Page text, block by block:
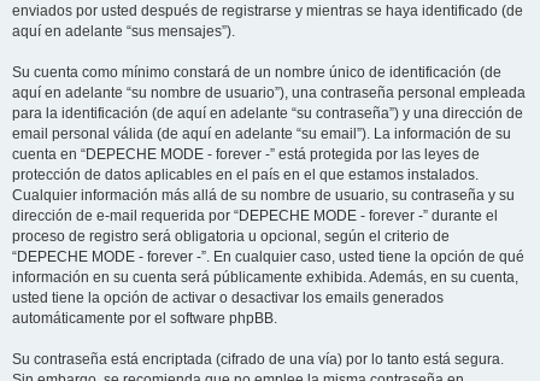
enviados por usted después de registrarse y mientras se haya identificado (de
aquí en adelante “sus mensajes”).
Su cuenta como mínimo constará de un nombre único de identificación (de
aquí en adelante “su nombre de usuario”), una contraseña personal empleada
para la identificación (de aquí en adelante “su contraseña”) y una dirección de
email personal válida (de aquí en adelante “su email”). La información de su
cuenta en “DEPECHE MODE - forever -” está protegida por las leyes de
protección de datos aplicables en el país en el que estamos instalados.
Cualquier información más allá de su nombre de usuario, su contraseña y su
dirección de e-mail requerida por “DEPECHE MODE - forever -” durante el
proceso de registro será obligatoria u opcional, según el criterio de
“DEPECHE MODE - forever -”. En cualquier caso, usted tiene la opción de qué
información en su cuenta será públicamente exhibida. Además, en su cuenta,
usted tiene la opción de activar o desactivar los emails generados
automáticamente por el software phpBB.
Su contraseña está encriptada (cifrado de una vía) por lo tanto está segura.